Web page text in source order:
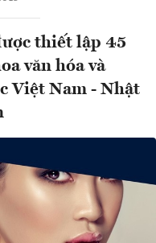
thiết lập 45
văn hóa và
Việt Nam - Nhật